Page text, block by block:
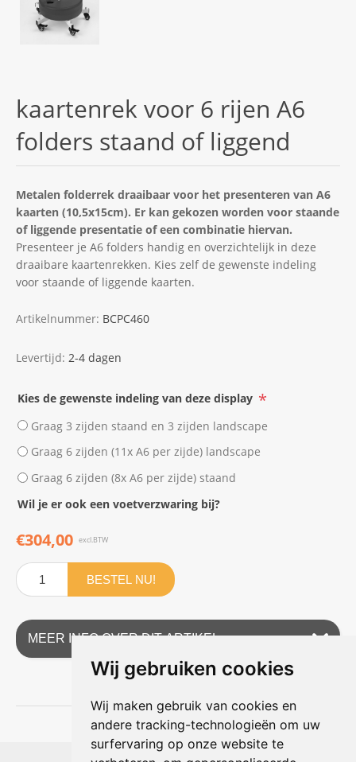
Wij gebruiken cookies
Wij maken gebruik van cookies en
andere tracking-technologieën om uw
surfervaring op onze website te
kaartenrek voor 6 rijen A6
folders staand of liggend
Metalen folderrek draaibaar voor het presenteren van A6
kaarten (10,5x15cm). Er kan gekozen worden voor staande
of liggende presentatie of een combinatie hiervan.
Presenteer je A6 folders handig en overzichtelijk in deze
draaibare kaartenrekken. Kies zelf de gewenste indeling
voor staande of liggende kaarten.
Artikelnummer: BCPC460
Levertijd: 2-4 dagen
Kies de gewenste indeling van deze display *
Graag 3 zijden staand en 3 zijden landscape
Graag 6 zijden (11x A6 per zijde) landscape
Graag 6 zijden (8x A6 per zijde) staand
Wil je er ook een voetverzwaring bij?
€304,00 excl.BTW
BESTEL NU!
MEER INFO OVER DIT ARTIKEL